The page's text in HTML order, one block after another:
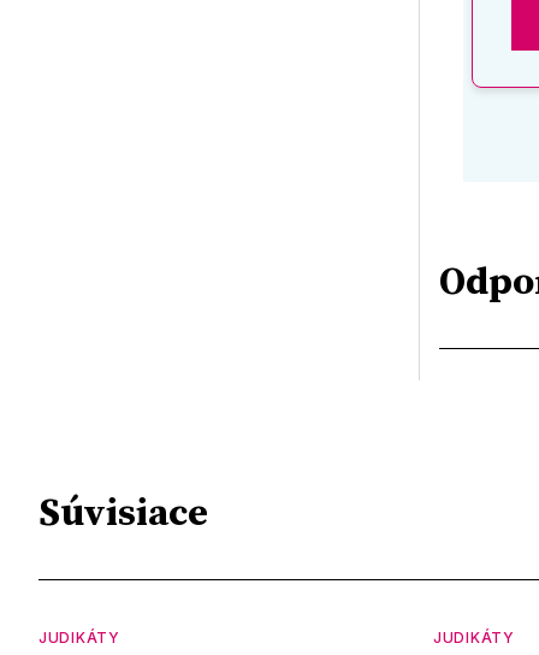
Súvisiace
JUDIKÁTY JUDIKÁTY